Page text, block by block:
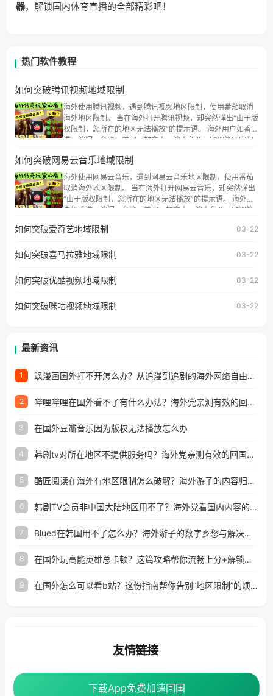
器，解锁国内体育直播的全部精彩吧！
热门软件教程
如何突破腾讯视频地域限制
海外使用腾讯视频，遇到腾讯视频地区限制，使用番茄取消
海外地区限制。 当在海外打开腾讯视频，却突然弹出“由于版
权限制，您所在的地区无法播放”的提示语。 海外用户如香
港、澳门、台湾、美国、加拿大、澳大利亚、欧洲等国家和
权限制问题，且仅能在中国大陆地区播放。 遇到这个问题的
朋友们，使用番茄回国加速器，即可解决「海外用户收听腾
讯视频地区版权限制」的问题，无论人在香港、澳门、台
湾、美国、加拿大、澳大利亚、欧洲等国家和地区工作、留
学、定居等，都可以使用，不再因地区和版权限制所困扰。
如何突破网易云音乐地域限制
海外使用网易云音乐，遇到网易云音乐地区限制，使用番茄
取消海外地区限制。 当在海外打开网易云音乐，却突然弹出
“由于版权限制，您所在的地区无法播放”的提示语。 海外用
户如香港、澳门、台湾、美国、加拿大、澳大利亚、欧洲等
地区及版权限制问题，且仅能在中国大陆地区播放。 遇到这
户收听网易云音乐地区版权限制」的问题，无论人在香港、
工作、留学、定居等，都可以使用，不再因地区和版权限制
所困扰。
如何突破爱奇艺地域限制 03-22
如何突破喜马拉雅地域限制 03-22
如何突破优酷视频地域限制 03-22
如何突破咪咕视频地域限制 03-22
最新资讯
1 飒漫画国外打不开怎么办？从追漫到追剧的海外网络自由之路
2 哔哩哔哩在国外看不了有什么办法？海外党亲测有效的回国加速解决方案
3 在国外豆瓣音乐因为版权无法播放怎么办
4 韩剧tv对所在地区不提供服务吗？海外党亲测有效的回国加速解决方案
5 酷匠阅读在海外有地区限制怎么破解？海外游子的内容归乡路
6 韩剧TV会员非中国大陆地区用不了？海外党看国内内容的加速器选择指南
7 Blued在韩国用不了怎么办？海外游子的数字乡愁与解决方案
8 在国外玩高能英雄总卡顿？这篇攻略帮你流畅上分+解锁国内影音自由
9 在国外怎么可以看b站？这份指南帮你告别“地区限制”的烦恼
下载App免费加速回国
下载App免费加速回国
友情链接